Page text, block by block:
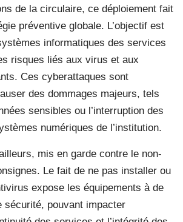
de la circulaire, ce déploiement fait
préventive globale. L’objectif est
informatiques des services
risques liés aux virus et aux
Ces cyberattaques sont
des dommages majeurs, tels
sensibles ou l’interruption des
numériques de l’institution.
mis en garde contre le non-
Le fait de ne pas installer ou
expose les équipements à de
sécurité, pouvant impacter